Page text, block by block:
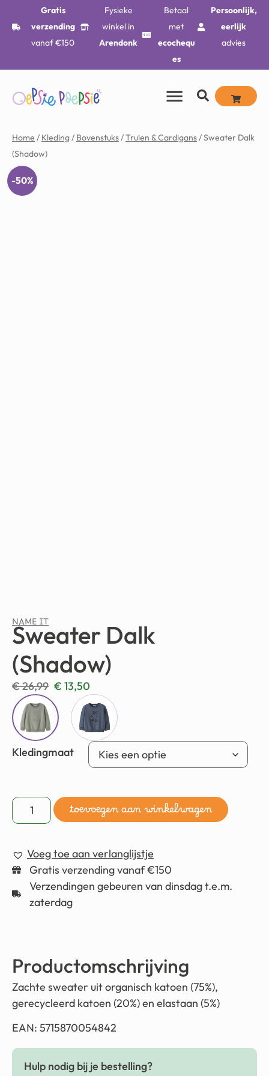
Gratis
verzending
vanaf €150
Fysieke
winkel in
Arendonk
Betaal
met
ecochequ
es
Persoonlijk,
eerlijk
advies
Home / Kleding/ Bovenstuks/Truien & Cardigans/ Sweater Dalk
(Shadow)
-50%
NAME IT
Sweater Dalk
(Shadow)
€26,99 € 13,50
Kledingmaat
toevoegen aan winkelwagen
Voeg toe aan verlanglijstje
Gratis verzending vanaf €150
Verzendingen gebeuren van dinsdag t.e.m.
zaterdag
Productomschrijving
Zachte sweater uit organisch katoen (75%),
gerecycleerd katoen (20%) en elastaan (5%)
EAN: 5715870054842
Hulp nodig bij je bestelling?